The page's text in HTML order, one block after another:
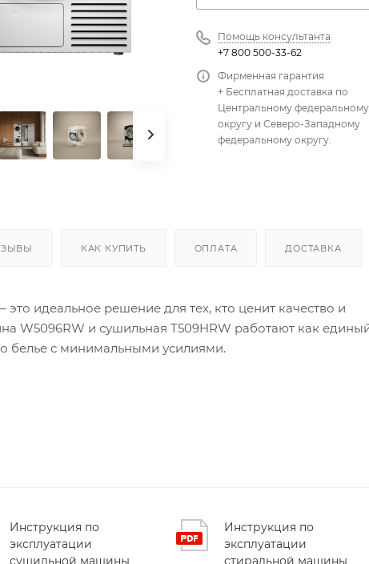
Помощь консультанта
+7 800 500-33-62
Фирменная гарантия
+ Бесплатная доставка по
Центральному федеральному
округу и Северо-Западному
федеральному округу.
КАК КУПИТЬ ОПЛАТА ДОСТАВКА
– это идеальное решение для тех, кто ценит качество и
W5096RW и сушильная T509HRW работают как
белье с минимальными усилиями.
машину даже в ночное время.
срок службы ваших вещей.
Инструкция по
эксплуатации
сушильной машины
Инструкция по
эксплуатации
стиральной машины